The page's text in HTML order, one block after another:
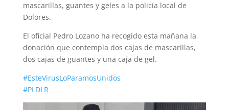
mascarillas, guantes y geles a la policía local de
Dolores.
El oficial Pedro Lozano ha recogido esta mañana la
donación que contempla dos cajas de mascarillas,
dos cajas de guantes y una caja de gel.
#EsteVirusLoParamosUnidos
#PLDLR